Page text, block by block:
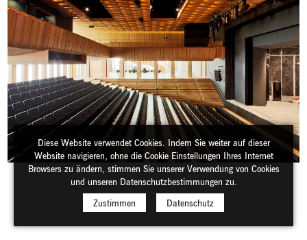
Diese Website verwendet Cookies. Indem Sie weiter auf dieser
Website navigieren, ohne die Cookie Einstellungen Ihres Internet
Browsers zu ändern, stimmen Sie unserer Verwendung von Cookies
und unseren Datenschutzbestimmungen zu.
Zustimmen
Datenschutz